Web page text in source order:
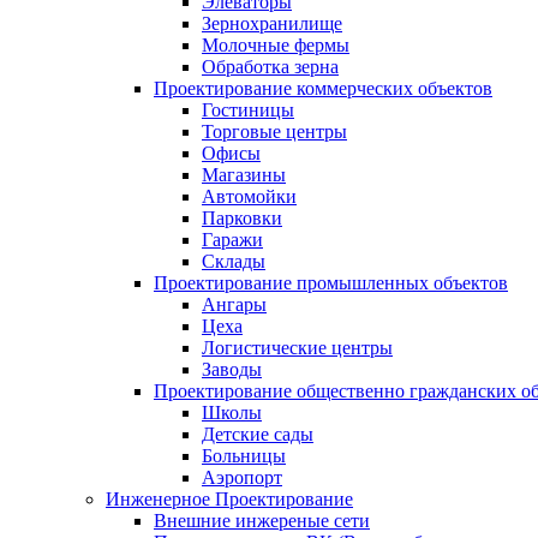
Зернохранилище
Молочные фермы
Обработка зерна
Проектирование коммерческих объектов
Гостиницы
Торговые центры
Офисы
Магазины
Автомойки
Парковки
Гаражи
Склады
Проектирование промышленных объектов
Ангары
Цеха
Логистические центры
Заводы
Проектирование общественно гражданских
Школы
Детские сады
Больницы
Аэропорт
Инженерное Проектирование
Внешние инжереные сети